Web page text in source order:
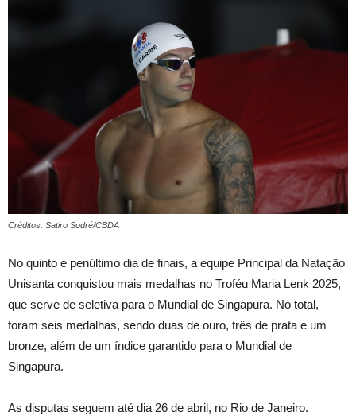
Créditos: Satiro Sodré/CBDA
No quinto e penúltimo dia de finais, a equipe Principal da Natação
Unisanta conquistou mais medalhas no Troféu Maria Lenk 2025,
que serve de seletiva para o Mundial de Singapura. No total,
foram seis medalhas, sendo duas de ouro, três de prata e um
bronze, além de um índice garantido para o Mundial de
Singapura.
As disputas seguem até dia 26 de abril, no Rio de Janeiro.